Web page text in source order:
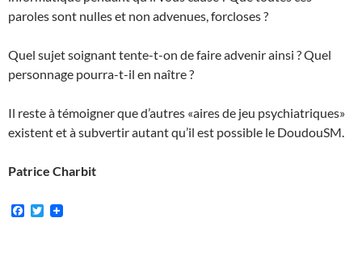
paroles sont nulles et non advenues, forcloses ?
Quel sujet soignant tente-t-on de faire advenir ainsi ? Quel
personnage pourra-t-il en naître ?
Il reste à témoigner que d’autres «aires de jeu psychiatriques»
existent et à subvertir autant qu’il est possible le DoudouSM.
Patrice Charbit
F
T